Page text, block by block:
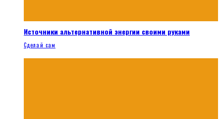
Источники альтернативной энергии своими руками
Сделай сам